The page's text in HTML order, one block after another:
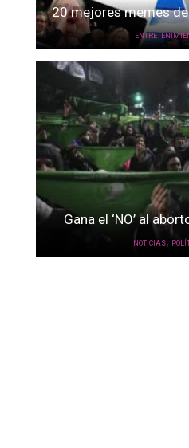
20 mejores memes
Gana el ‘NO’ al
NOTICIAS,